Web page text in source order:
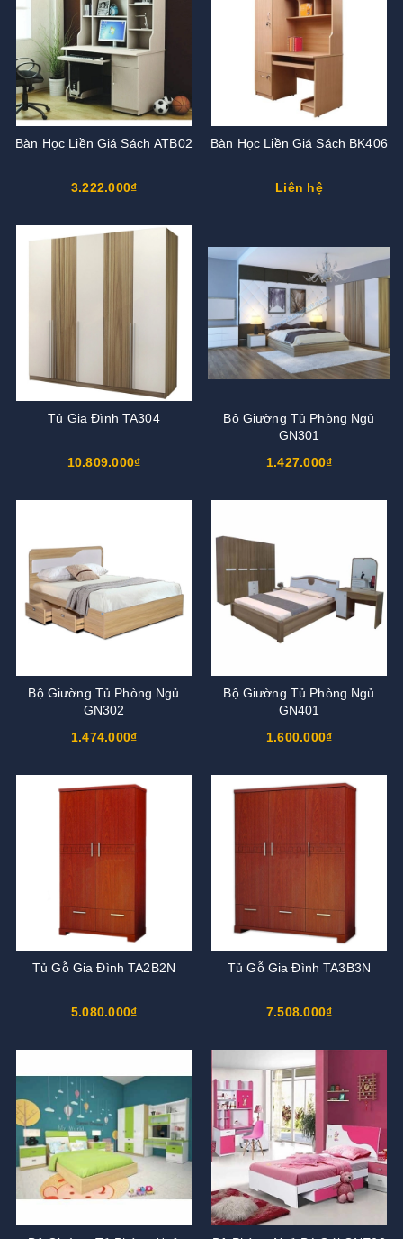
Bàn Học Liền Giá Sách ATB02
3.222.000₫
Bàn Học Liền Giá Sách BK406
Liên hệ
Tủ Gia Đình TA304
10.809.000₫
Bộ Giường Tủ Phòng Ngủ
GN301
1.427.000₫
Bộ Giường Tủ Phòng Ngủ
GN302
1.474.000₫
Bộ Giường Tủ Phòng Ngủ
GN401
1.600.000₫
Tủ Gỗ Gia Đình TA2B2N
5.080.000₫
Tủ Gỗ Gia Đình TA3B3N
7.508.000₫